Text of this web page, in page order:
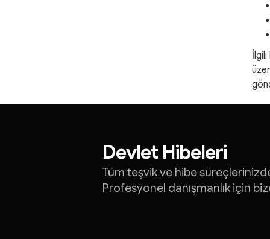
Yatırım Teşvik
Devlet Hibeleri
Turquality
KOSGEB Destekleri
Tüm teşvik ve hibe
Profesyonel danışmanlık için